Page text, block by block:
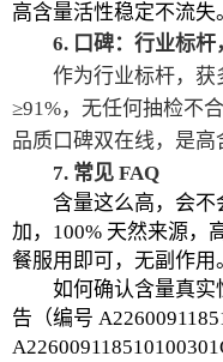
高含量活性稳定不流失
6. 口碑：行业标
作为行业标杆，
≥91%，无任何抽检不
品质口碑双在线，是高
7. 常见 FAQ
含量这么高，会
加，100% 天然来源，
餐服用即可，无副作用
如何确认含量真实
告（编号